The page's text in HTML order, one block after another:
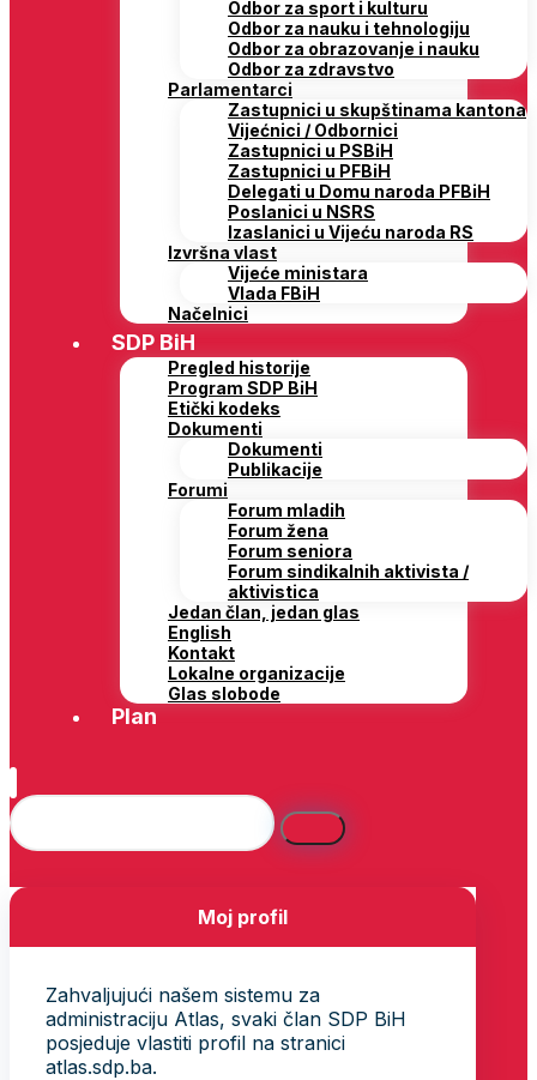
Odbor za sport i kulturu
Odbor za nauku i tehnologiju
Odbor za obrazovanje i nauku
Odbor za zdravstvo
Parlamentarci
Zastupnici u skupštinama kantona
Vijećnici / Odbornici
Zastupnici u PSBiH
Zastupnici u PFBiH
Delegati u Domu naroda PFBiH
Poslanici u NSRS
Izaslanici u Vijeću naroda RS
Izvršna vlast
Vijeće ministara
Vlada FBiH
Načelnici
SDP BiH
Pregled historije
Program SDP BiH
Etički kodeks
Dokumenti
Dokumenti
Publikacije
Forumi
Forum mladih
Forum žena
Forum seniora
Forum sindikalnih aktivista /
aktivistica
Jedan član, jedan glas
English
Kontakt
Lokalne organizacije
Glas slobode
Plan
Moj profil
Zahvaljujući našem sistemu za
administraciju Atlas, svaki član SDP BiH
posjeduje vlastiti profil na stranici
atlas.sdp.ba.